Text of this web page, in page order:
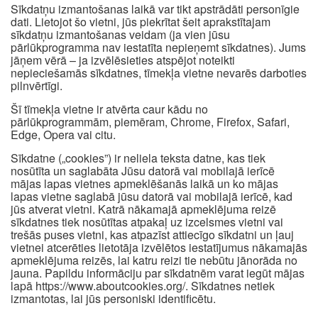
Sīkdatņu izmantošanas laikā var tikt apstrādāti personīgie
dati. Lietojot šo vietni, jūs piekrītat šeit aprakstītajam
sīkdatņu izmantošanas veidam (ja vien jūsu
pārlūkprogramma nav iestatīta nepieņemt sīkdatnes). Jums
jāņem vērā – ja izvēlēsieties atspējot noteikti
nepieciešamās sīkdatnes, tīmekļa vietne nevarēs darboties
pilnvērtīgi.
Šī tīmekļa vietne ir atvērta caur kādu no
pārlūkprogrammām, piemēram, Chrome, Firefox, Safari,
Edge, Opera vai citu.
Sīkdatne („cookies”) ir neliela teksta datne, kas tiek
nosūtīta un saglabāta Jūsu datorā vai mobilajā ierīcē
mājas lapas vietnes apmeklēšanās laikā un ko mājas
lapas vietne saglabā jūsu datorā vai mobilajā ierīcē, kad
jūs atverat vietni. Katrā nākamajā apmeklējuma reizē
sīkdatnes tiek nosūtītas atpakaļ uz izcelsmes vietni vai
trešās puses vietni, kas atpazīst attiecīgo sīkdatni un ļauj
vietnei atcerēties lietotāja izvēlētos iestatījumus nākamajās
apmeklējuma reizēs, lai katru reizi tie nebūtu jānorāda no
jauna. Papildu informāciju par sīkdatnēm varat iegūt mājas
lapā https://www.aboutcookies.org/. Sīkdatnes netiek
izmantotas, lai jūs personiski identificētu.